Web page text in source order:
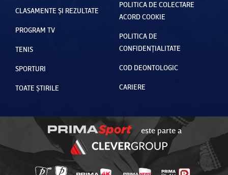
CLASAMENTE ȘI REZULTATE
PROGRAM TV
TENIS
SPORTURI
TOATE ȘTIRILE
POLITICA DE COLECTARE
ACORD COOKIE
POLITICA DE
CONFIDENȚIALITATE
COD DEONTOLOGIC
CARIERE
este parte a